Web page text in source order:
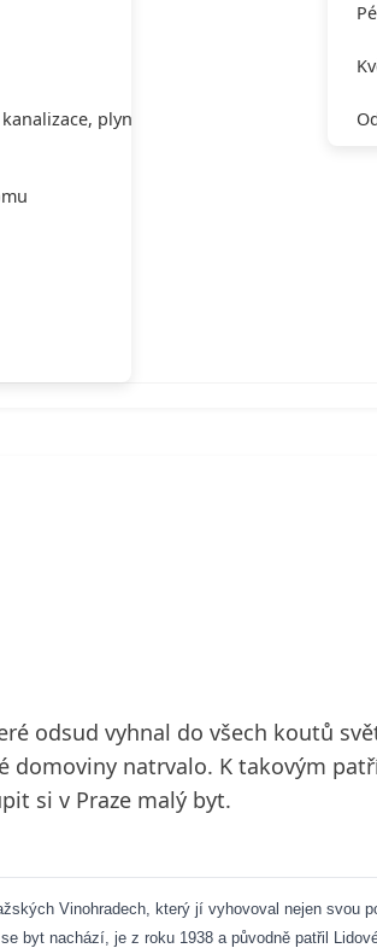
plynu,
odsud vyhnal do všech koutů
natrvalo. K takovým
si v Praze malý byt.
Vinohradech, který jí vyhovoval nejen svou
byt nachází, je z roku 1938 a původně patřil